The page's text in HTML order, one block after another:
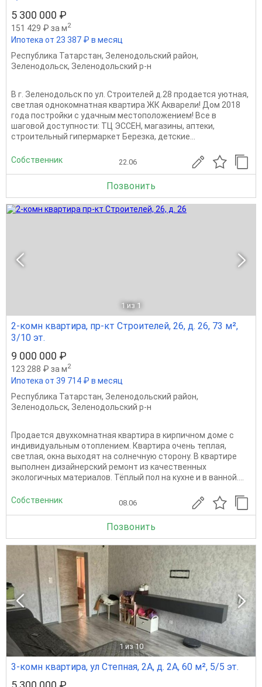
5 300 000 ₽
151 429 ₽ за м2
Ипотека от 23 387 ₽ в месяц
Республика Татарстан, Зеленодольский район,
Зеленодольск, Зеленодольский р-н
В г. Зеленодольск по ул. Строителей д.28 продается уютная,
светлая однокомнатная квартира ЖК Акварели! Дом 2018
года постройки с удачным местоположением! Все в
шаговой доступности: ТЦ ЭССЕН, магазины, аптеки,
строительный гипермаркет Березка, детские...
Собственник 22.06
Позвонить
1 из 1
2-комн квартира, пр-кт Строителей, 26, д. 26, 73 м²,
3/10 эт.
9 000 000 ₽
123 288 ₽ за м2
Ипотека от 39 714 ₽ в месяц
Республика Татарстан, Зеленодольский район,
Зеленодольск, Зеленодольский р-н
Продается двухкомнатная квартира в кирпичном доме с
индивидуальным отоплением. Квартира очень теплая,
светлая, окна выходят на солнечную сторону. В квартире
выполнен дизайнерский ремонт из качественных
экологичных материалов. Тёплый пол на кухне и в ванной....
Собственник 08.06
Позвонить
1 из 10
3-комн квартира, ул Степная, 2А, д. 2А, 60 м², 5/5 эт.